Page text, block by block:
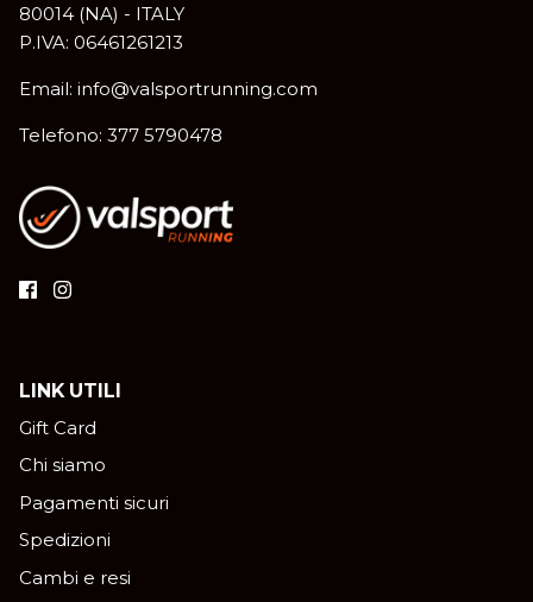
80014 (NA) - ITALY
P.IVA: 06461261213
Email: info@valsportrunning.com
Telefono: 377 5790478
LINK UTILI
Gift Card
Chi siamo
Pagamenti sicuri
Spedizioni
Cambi e resi